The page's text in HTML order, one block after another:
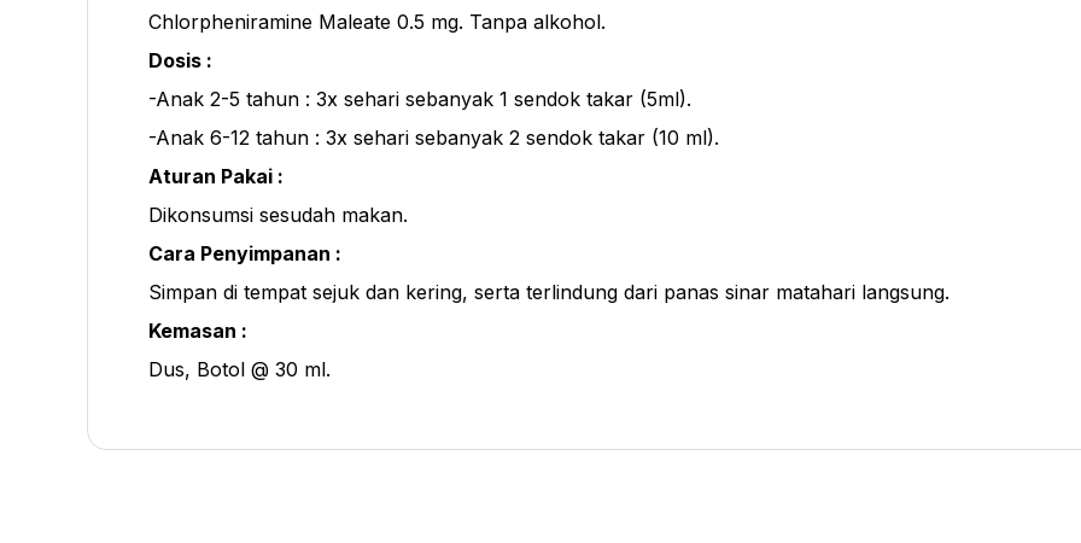
Chlorpheniramine Maleate 0.5 mg. Tanpa alkohol.
Dosis :
-Anak 2-5 tahun : 3x sehari sebanyak 1 sendok takar (5ml).
-Anak 6-12 tahun : 3x sehari sebanyak 2 sendok takar (10 ml).
Aturan Pakai :
Dikonsumsi sesudah makan.
Cara Penyimpanan :
Simpan di tempat sejuk dan kering, serta terlindung dari panas sinar matahari langsung.
Kemasan :
Dus, Botol @ 30 ml.